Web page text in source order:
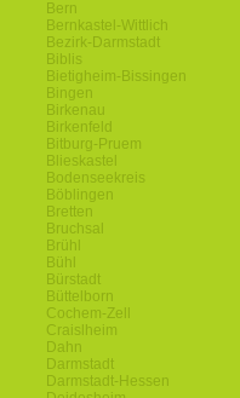
Bern
Bernkastel-Wittlich
Bezirk-Darmstadt
Biblis
Bietigheim-Bissingen
Bingen
Birkenau
Birkenfeld
Bitburg-Pruem
Blieskastel
Bodenseekreis
Böblingen
Bretten
Bruchsal
Brühl
Bühl
Bürstadt
Büttelborn
Cochem-Zell
Craislheim
Dahn
Darmstadt
Darmstadt-Hessen